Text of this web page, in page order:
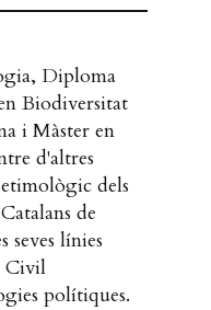
Diploma
Biodiversitat
i Màster en
d'altres
dels
de
seves línies
Civil
polítiques.